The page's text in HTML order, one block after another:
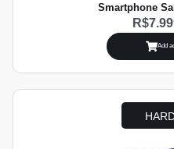
Smartphone
Add